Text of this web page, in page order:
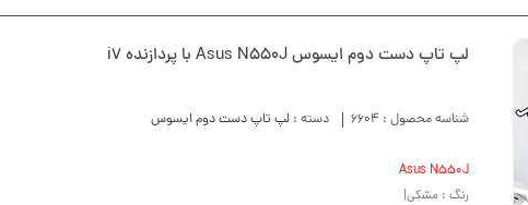
لپ تاپ دست دوم ایسوس Asus N550J با پردازنده i7
شناسه محصول : 6604 دسته : لپ تاپ دست دوم ایسوس
Asus N550J
رنگ : مشکی|